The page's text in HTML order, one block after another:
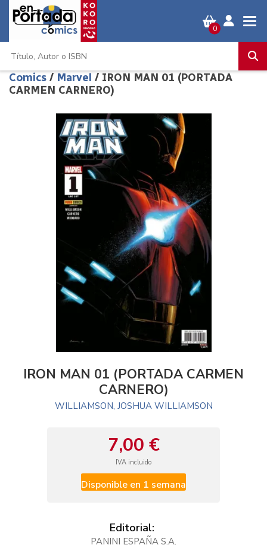
0
Comics / Marvel / IRON MAN 01 (PORTADA
CARMEN CARNERO)
IRON MAN 01 (PORTADA CARMEN
CARNERO)
WILLIAMSON, JOSHUA WILLIAMSON
7,00 €
IVA incluido
Disponible en 1 semana
Editorial:
PANINI ESPAÑA S.A.